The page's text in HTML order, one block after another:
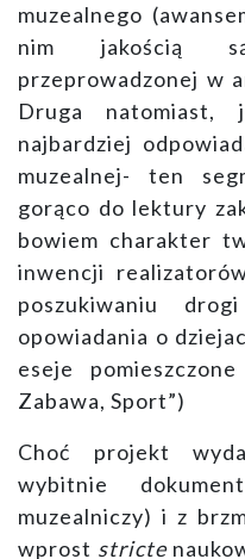
muzealnego
nim jakością
przeprowadzonej w
Druga natomiast,
najbardziej
muzealnej- ten
gorąco do lektury
bowiem charakter
inwencji
poszukiwaniu
opowiadania o
eseje
Zabawa, Sport”)
Choć projekt
wybitnie
muzealniczy) i z
wprost stricte